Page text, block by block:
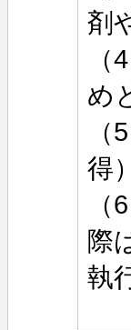
剤
め
得
際
執